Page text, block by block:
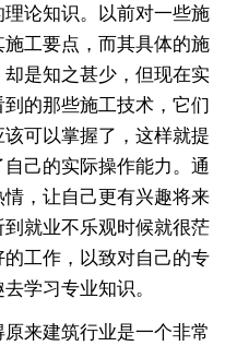
论知识。以前对一些施
工要点，而其具体的施
是知之甚少，但现在实
的那些施工技术，它们
可以掌握了，这样就提
己的实际操作能力。通
，让自己更有兴趣将来
就业不乐观时候就很茫
工作，以致对自己的专
学习专业知识。
来建筑行业是一个非常